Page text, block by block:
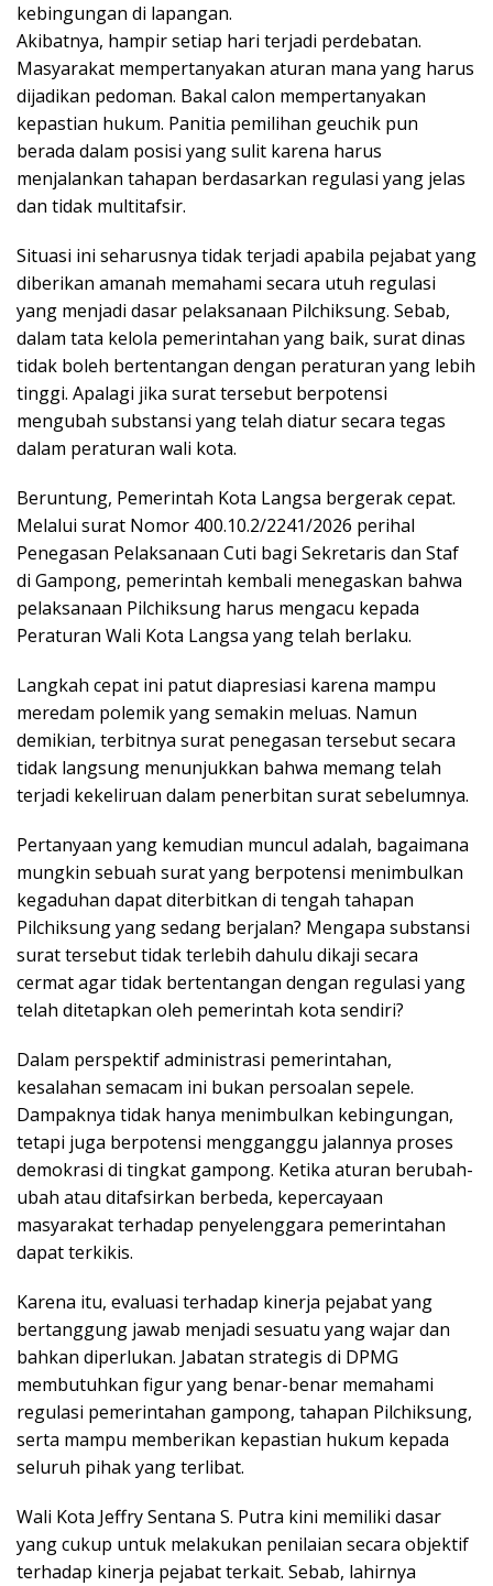
kebingungan di lapangan.
Akibatnya, hampir setiap hari terjadi perdebatan.
Masyarakat mempertanyakan aturan mana yang harus
dijadikan pedoman. Bakal calon mempertanyakan
kepastian hukum. Panitia pemilihan geuchik pun
berada dalam posisi yang sulit karena harus
menjalankan tahapan berdasarkan regulasi yang jelas
dan tidak multitafsir.
Situasi ini seharusnya tidak terjadi apabila pejabat yang
diberikan amanah memahami secara utuh regulasi
yang menjadi dasar pelaksanaan Pilchiksung. Sebab,
dalam tata kelola pemerintahan yang baik, surat dinas
tidak boleh bertentangan dengan peraturan yang lebih
tinggi. Apalagi jika surat tersebut berpotensi
mengubah substansi yang telah diatur secara tegas
dalam peraturan wali kota.
Beruntung, Pemerintah Kota Langsa bergerak cepat.
Melalui surat Nomor 400.10.2/2241/2026 perihal
Penegasan Pelaksanaan Cuti bagi Sekretaris dan Staf
di Gampong, pemerintah kembali menegaskan bahwa
pelaksanaan Pilchiksung harus mengacu kepada
Peraturan Wali Kota Langsa yang telah berlaku.
Langkah cepat ini patut diapresiasi karena mampu
meredam polemik yang semakin meluas. Namun
demikian, terbitnya surat penegasan tersebut secara
tidak langsung menunjukkan bahwa memang telah
terjadi kekeliruan dalam penerbitan surat sebelumnya.
Pertanyaan yang kemudian muncul adalah, bagaimana
mungkin sebuah surat yang berpotensi menimbulkan
kegaduhan dapat diterbitkan di tengah tahapan
Pilchiksung yang sedang berjalan? Mengapa substansi
surat tersebut tidak terlebih dahulu dikaji secara
cermat agar tidak bertentangan dengan regulasi yang
telah ditetapkan oleh pemerintah kota sendiri?
Dalam perspektif administrasi pemerintahan,
kesalahan semacam ini bukan persoalan sepele.
Dampaknya tidak hanya menimbulkan kebingungan,
tetapi juga berpotensi mengganggu jalannya proses
demokrasi di tingkat gampong. Ketika aturan berubah-
ubah atau ditafsirkan berbeda, kepercayaan
masyarakat terhadap penyelenggara pemerintahan
dapat terkikis.
Karena itu, evaluasi terhadap kinerja pejabat yang
bertanggung jawab menjadi sesuatu yang wajar dan
bahkan diperlukan. Jabatan strategis di DPMG
membutuhkan figur yang benar-benar memahami
regulasi pemerintahan gampong, tahapan Pilchiksung,
serta mampu memberikan kepastian hukum kepada
seluruh pihak yang terlibat.
Wali Kota Jeffry Sentana S. Putra kini memiliki dasar
yang cukup untuk melakukan penilaian secara objektif
terhadap kinerja pejabat terkait. Sebab, lahirnya